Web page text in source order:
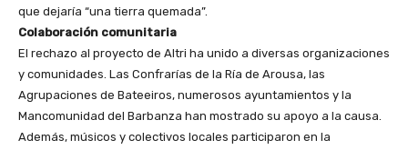
que dejaría “una tierra quemada”.
Colaboración comunitaria
El rechazo al proyecto de Altri ha unido a diversas organizaciones
y comunidades. Las Confrarías de la Ría de Arousa, las
Agrupaciones de Bateeiros, numerosos ayuntamientos y la
Mancomunidad del Barbanza han mostrado su apoyo a la causa.
Además, músicos y colectivos locales participaron en la